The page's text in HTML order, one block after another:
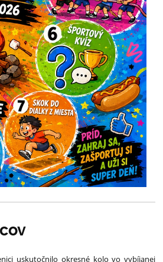
uskutočnilo okresné kolo vo vybíjanej